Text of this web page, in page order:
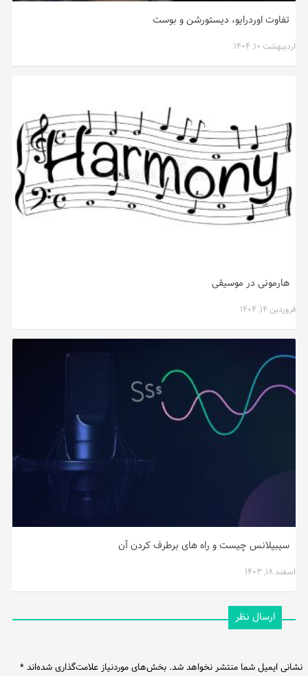
تفاوت اوردرایو، دیستورشن و بوست
اردیبهشت ۱۰, ۱۴۰۴
هارمونی در موسیقی
فروردین ۱۴, ۱۴۰۴
سیبیلانس چیست و راه های برطرف کردن آن
اسفند ۱۸, ۱۴۰۳
ارسال نظر
نشانی ایمیل شما منتشر نخواهد شد. بخش‌های موردنیاز علامت‌گذاری شده‌اند*